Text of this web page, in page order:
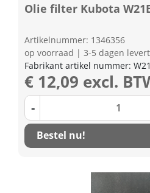
Olie filter Kubota
Artikelnummer: 1346356
op voorraad | 3-5 dagen
Fabrikant artikel nummer:
€ 12,09 excl.
-
Bestel nu!